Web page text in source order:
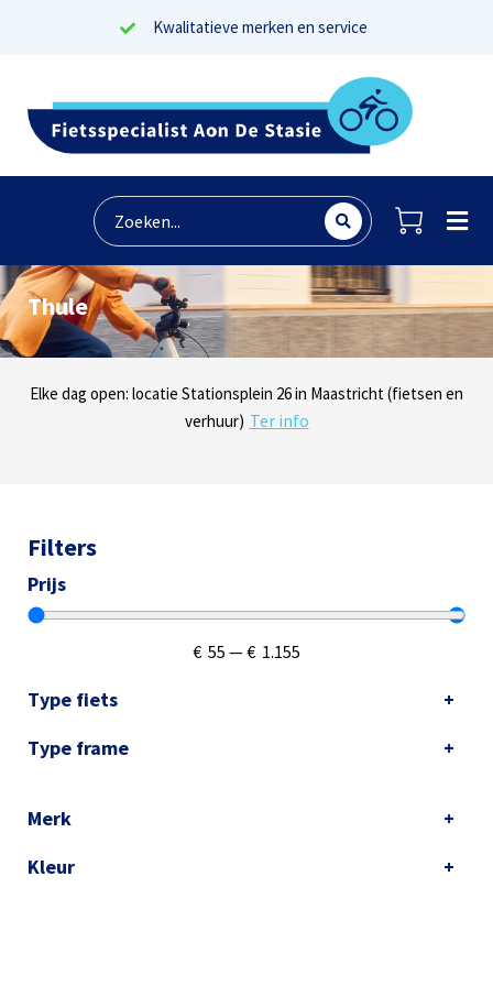
Kwalitatieve merken en service
Thule
Dinsdag t/m zaterdag geopen: locaties Sphinxlunet 1 in Maastricht
(e-bikes) en Maaseikersteenweg 183 in Lanaken (fietsen en e-
Elke dag open: locatie Stationsplein 26 in Maastricht (fietsen en
verhuur) Ter info
Onze missie? Tevreden klanten! Lees reviews
Filters
Prijs
€ 55 —€ 1.155
Type fiets
Type frame
Merk
Kleur